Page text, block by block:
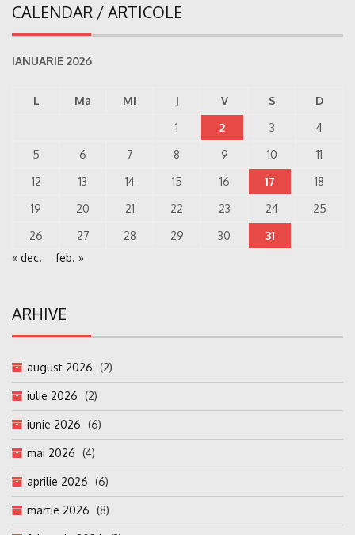
CALENDAR / ARTICOLE
IANUARIE 2026
L Ma Mi J V S
D
1
2 3
4
5
6 7 8 9 10
11
12
13 14 15 16 17
18
19
20 21 22 23 24
25
26
27 28 29 30
31
« dec.
feb. »
ARHIVE
august 2026 (2)
iulie 2026 (2)
iunie 2026 (6)
mai 2026 (4)
aprilie 2026 (6)
martie 2026 (8)